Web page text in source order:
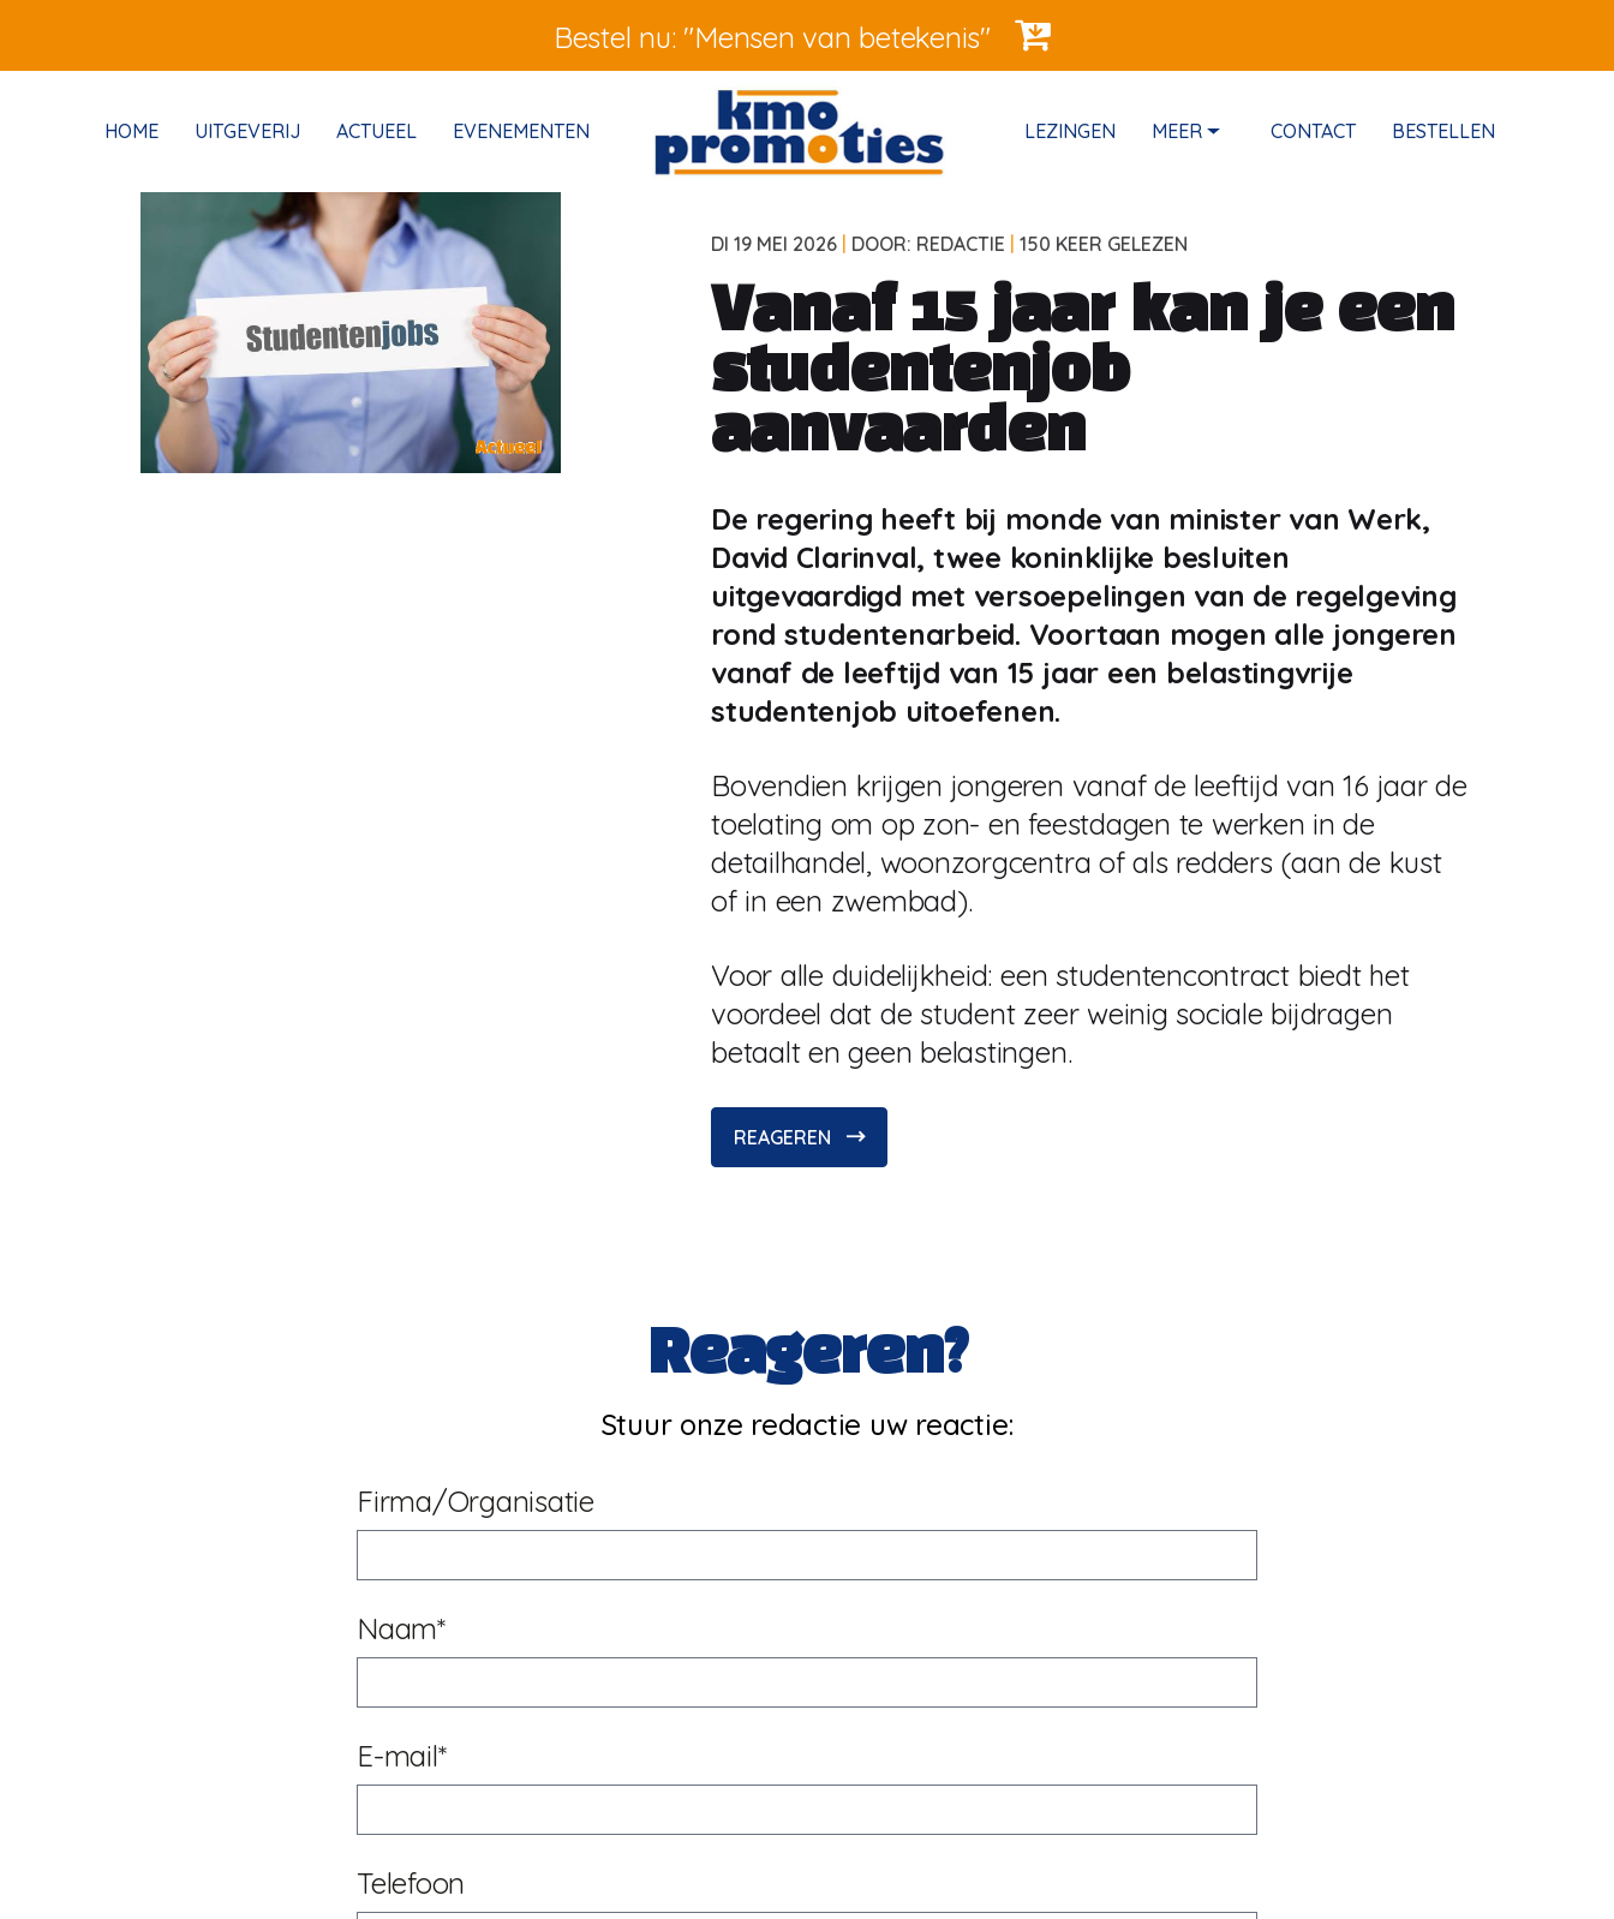
Bestel nu: "Mensen van betekenis"
HOME UITGEVERIJ ACTUEEL EVENEMENTEN LEZINGEN MEER CONTACT BESTELLEN
DI 19 MEI 2026 DOOR: REDACTIE 150 KEER GELEZEN
Vanaf 15 jaar kan je een
studentenjob
aanvaarden
De regering heeft bij monde van minister van Werk,
David Clarinval, twee koninklijke besluiten
uitgevaardigd met versoepelingen van de regelgeving
rond studentenarbeid. Voortaan mogen alle jongeren
vanaf de leeftijd van 15 jaar een belastingvrije
studentenjob uitoefenen.
Bovendien krijgen jongeren vanaf de leeftijd van 16 jaar de
toelating om op zon- en feestdagen te werken in de
detailhandel, woonzorgcentra of als redders (aan de kust
of in een zwembad).
Voor alle duidelijkheid: een studentencontract biedt het
voordeel dat de student zeer weinig sociale bijdragen
betaalt en geen belastingen.
REAGEREN
Reageren?
Stuur onze redactie uw reactie:
Firma/Organisatie
Naam*
E-mail*
Telefoon